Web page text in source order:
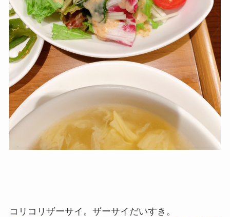
コリコリザーサイ。ザーサイだいすき。